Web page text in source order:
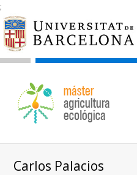
;
Carlos Palacios